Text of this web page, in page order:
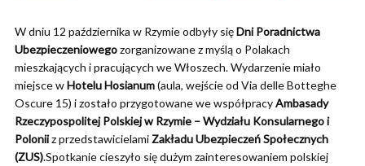
W dniu 12 października w Rzymie odbyły sięDni Poradnictwa
Ubezpieczeniowegozorganizowane z myślą o Polakach
mieszkających i pracujących we Włoszech. Wydarzenie miało
miejsce wHotelu Hosianum(aula, wejście od Via delle Botteghe
Oscure 15) i zostało przygotowane we współpracyAmbasady
Rzeczypospolitej Polskiej w Rzymie – Wydziału Konsularnego i
Poloniiz przedstawicielami Zakładu Ubezpieczeń Społecznych
(ZUS).Spotkanie cieszyło się dużym zainteresowaniem polskiej